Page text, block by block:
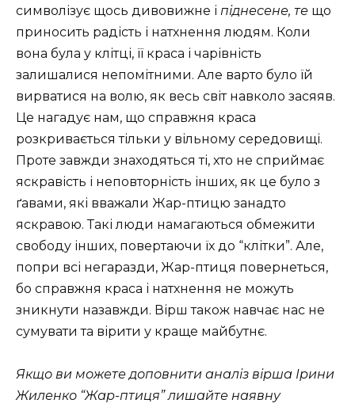
символізує щось дивовижне і піднесене, те що
приносить радість і натхнення людям. Коли
вона була у клітці, її краса і чарівність
залишалися непомітними. Але варто було їй
вирватися на волю, як весь світ навколо засяяв.
Це нагадує нам, що справжня краса
розкривається тільки у вільному середовищі.
Проте завжди знаходяться ті, хто не сприймає
яскравість і неповторність інших, як це було з
ґавами, які вважали Жар-птицю занадто
яскравою. Такі люди намагаються обмежити
свободу інших, повертаючи їх до “клітки”. Але,
попри всі негаразди, Жар-птиця повернеться,
бо справжня краса і натхнення не можуть
зникнути назавжди. Вірш також навчає нас не
сумувати та вірити у краще майбутнє.
Якщо ви можете доповнити аналіз вірша Ірини
Жиленко “Жар-птиця” лишайте наявну